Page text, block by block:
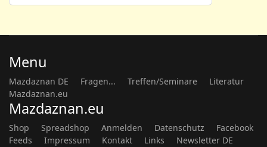
Menu
Mazdaznan DE Fragen... Treffen/Seminare
Literatur
Mazdaznan.eu
Mazdaznan.eu
Shop Spreadshop Anmelden Datenschutz
Facebook
Feeds
Impressum Kontakt Links Newsletter DE